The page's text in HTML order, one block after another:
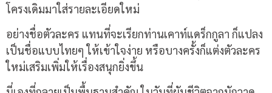
โครงเดิมมาใส่รายละเอียดใหม่
อย่างชื่อตัวละคร แทนที่จะเรียกท่านเคาท์แดร็กกูลา ก็แปลง
เป็นชื่อแบบไทยๆ ให้เข้าใจง่าย หรือบางครั้งก็แต่งตัวละคร
ใหม่เสริมเพิ่มให้เรื่องสนุกยิ่งขึ้น